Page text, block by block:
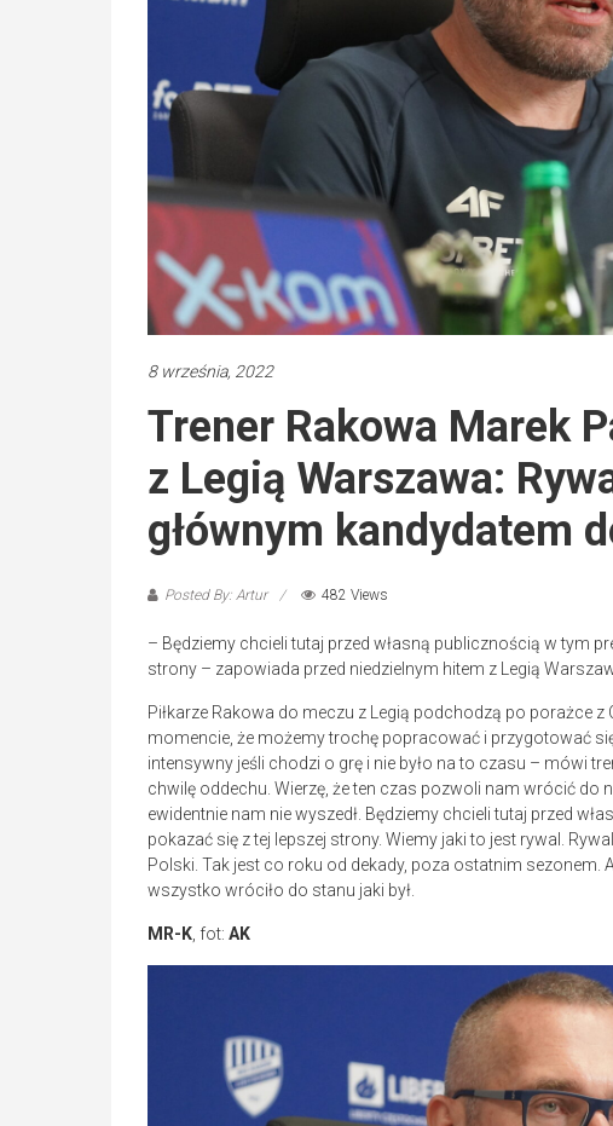
8 września, 2022
Trener Rakowa Marek
z Legią Warszawa:
głównym kandydatem
Posted By: Artur 482 Views
– Będziemy chcieli tutaj przed własną publicznością w tym
strony – zapowiada przed niedzielnym hitem z Legią
Piłkarze Rakowa do meczu z Legią podchodzą po porażce
momencie, że możemy trochę popracować i przygotować
intensywny jeśli chodzi o grę i nie było na to czasu – mówi
chwilę oddechu. Wierzę, że ten czas pozwoli nam wrócić
ewidentnie nam nie wyszedł. Będziemy chcieli tutaj przed
pokazać się z tej lepszej strony. Wiemy jaki to jest rywal.
Polski. Tak jest co roku od dekady, poza ostatnim sezonem.
wszystko wróciło do stanu jaki był.
MR-K , fot: AK